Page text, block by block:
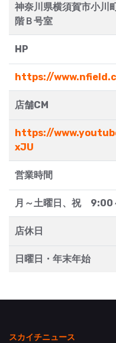
神奈川県横須賀市小
階Ｂ号室
HP
https://
店舗CM
https://
xJU
営業時間
月～土曜日、祝 9:00
店休日
日曜日・年末年始
スカイチニュース